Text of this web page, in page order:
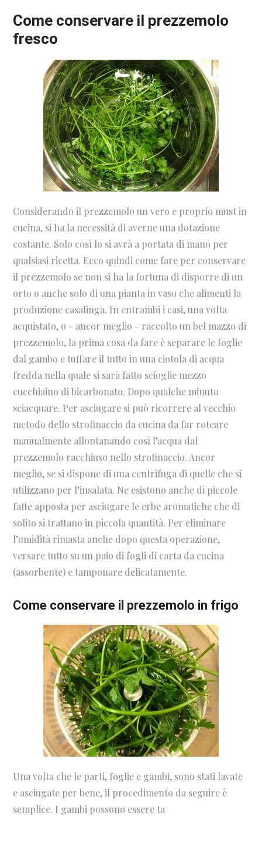
Come conservare il prezzemolo
fresco
Considerando il prezzemolo un vero e proprio must in
cucina, si ha la necessità di averne una dotazione
costante. Solo così lo si avrà a portata di mano per
qualsiasi ricetta. Ecco quindi come fare per conservare
il prezzemolo se non si ha la fortuna di disporre di un
orto o anche solo di una pianta in vaso che alimenti la
produzione casalinga. In entrambi i casi, una volta
acquistato, o - ancor meglio - raccolto un bel mazzo di
prezzemolo, la prima cosa da fare è separare le foglie
dal gambo e tuffare il tutto in una ciotola di acqua
fredda nella quale si sarà fatto scioglie mezzo
cucchiaino di bicarbonato. Dopo qualche minuto
sciacquare. Per asciugare si può ricorrere al vecchio
metodo dello strofinaccio da cucina da far roteare
manualmente allontanando così l’acqua dal
prezzemolo racchiuso nello strofinaccio. Ancor
meglio, se si dispone di una centrifuga di quelle che si
utilizzano per l’insalata. Ne esistono anche di piccole
fatte apposta per asciugare le erbe aromatiche che di
solito si trattano in piccola quantità. Per eliminare
l’umidità rimasta anche dopo questa operazione,
versare tutto su un paio di fogli di carta da cucina
(assorbente) e tamponare delicatamente.
Come conservare il prezzemolo in frigo
Una volta che le parti, foglie e gambi, sono stati lavate
e asciugate per bene, il procedimento da seguire è
semplice. I gambi possono essere ta